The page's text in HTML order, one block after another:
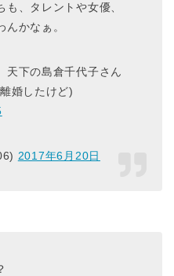
、タレントや女優、
かなぁ。
天下の島倉千代子さん
婚したけど)
2017年6月20日